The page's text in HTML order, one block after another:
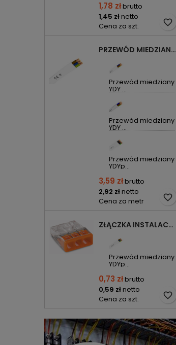
1,78 złbrutto
1,45 złnetto
Cena za szt.
favorite_border
PRZEWÓD MIEDZIANY YDYP DRUT 3X1,5MM2 ŻO 450/750V
Przewód miedziany
YDY ...
Przewód miedziany
YDY ...
Przewód miedziany
YDYp...
3,59 złbrutto
2,92 złnetto
Cena za metr
favorite_border
ZŁĄCZKA INSTALACYJNA 3X COMPACT POMARAŃCZOWA 2273-203 WAGO
Przewód miedziany
YDYp...
0,73 złbrutto
0,59 złnetto
Cena za szt.
favorite_border